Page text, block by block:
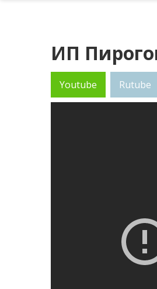
ИП
Youtube Rutube